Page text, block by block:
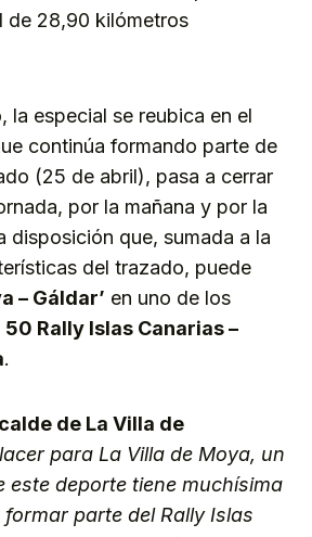
de 28,90 kilómetros
la especial se reubica en el
continúa formando parte de
(25 de abril), pasa a cerrar
por la mañana y por la
disposición que, sumada a la
del trazado, puede
– Gáldar’ en uno de los
50 Rally Islas Canarias –
.
de La Villa de
para La Villa de Moya, un
este deporte tiene muchísima
parte del Rally Islas